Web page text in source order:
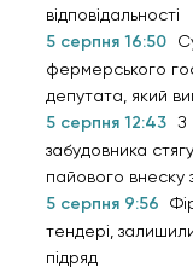
відповідальності
5 серпня 16:50
фермерського
депутата, який
5 серпня 12:43 З
забудовника
пайового внеску
5 серпня 9:56
тендері,
підряд